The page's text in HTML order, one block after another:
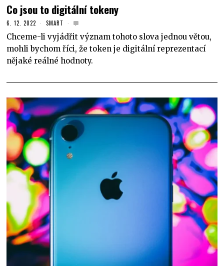
Co jsou to digitální tokeny
6. 12. 2022 SMART
Chceme-li vyjádřit význam tohoto slova jednou větou,
mohli bychom říci, že token je digitální reprezentací
nějaké reálné hodnoty.